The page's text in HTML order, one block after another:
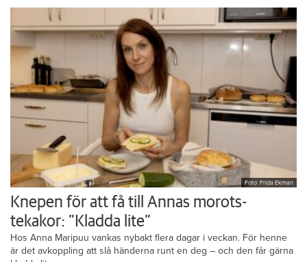
Tips & Råd
Knepen för att få till Annas morots-
tekakor: ”Kladda lite”
Hos Anna Maripuu vankas nybakt flera dagar i veckan. För henne